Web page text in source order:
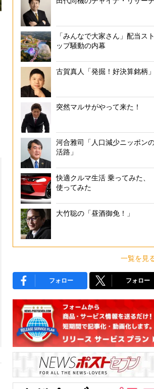
「みんなで大家さん」配当スト
ップ騒動の内幕
古賀真人「発掘！好決算銘柄」
突然マルサがやって来た！
河合雅司「人口減少ニッポン
活路」
快適クルマ生活 乗ってみた、
使ってみた
大竹聡の「昼酒御免！」
一覧を見
フォロー フォロー